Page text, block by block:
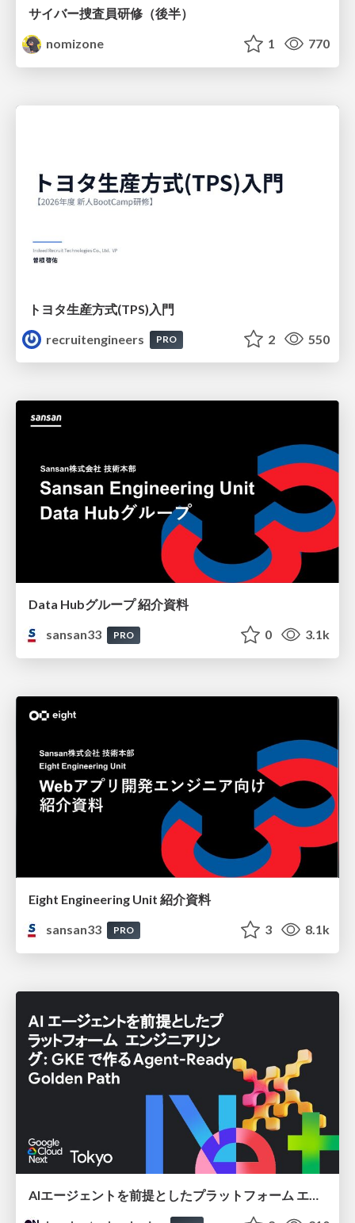
サイバー捜査員研修（後半）
nomizone
1 770
トヨタ⽣産⽅式(TPS)⼊⾨
recruitengineers
PRO 2 550
Data Hubグループ 紹介資料
sansan33
PRO 0 3.1k
Eight Engineering Unit 紹介資料
sansan33
PRO 3 8.1k